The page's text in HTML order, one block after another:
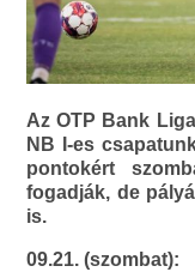
Az OTP Bank
NB I-es
pontokért
fogadják, de
is.
09.21. (szombat):